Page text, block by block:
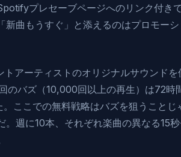
プレセーブページへのリンク付き
曲もうすぐ」と添えるのはプロモー
アーティストのオリジナルサウンドを
バズ（10,000回以上の再生）は72時
こでの無料戦略はバズを狙うことじ
週に10本、それぞれ楽曲の異なる15